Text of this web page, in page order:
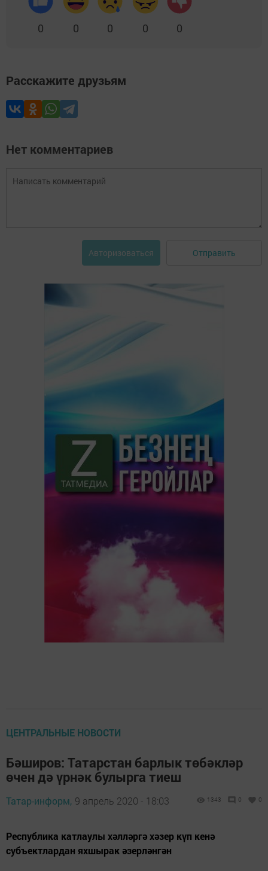
0 0 0 0 0
Расскажите друзьям
Нет комментариев
Авторизоваться Отправить
ЦЕНТРАЛЬНЫЕ НОВОСТИ
Бәширов: Татарстан барлык төбәкләр
өчен дә үрнәк булырга тиеш
Татар-информ, 9 апрель 2020 - 18:03 1343 0 0
Республика катлаулы хәлләргә хәзер күп кенә
субъектлардан яхшырак әзерләнгән